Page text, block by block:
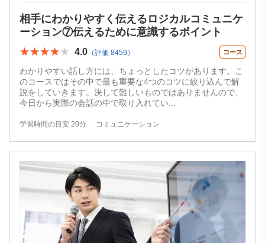
相手にわかりやすく伝えるロジカルコミュニケ
ーション⑦伝えるために意識するポイント
★★★★★
★★★★★ 4.0 （評価 8459） コース
わかりやすい話し方には、ちょっとしたコツがあります。こ
のコースではその中で最も重要な4つのコツに絞り込んで解
説をしていきます。決して難しいものではありませんので、
今日から実際の会話の中で取り入れてい
学習時間の目安 20分 コミュニケーション